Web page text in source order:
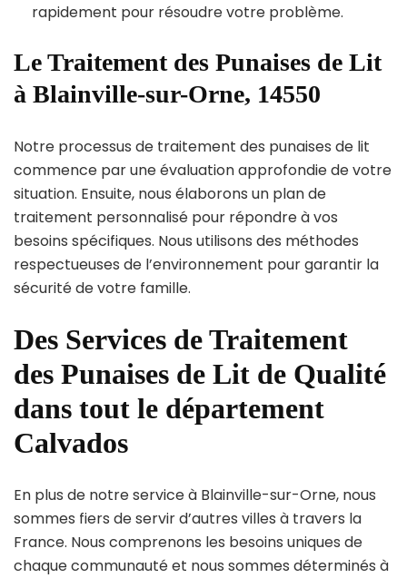
rapidement pour résoudre votre problème.
Le Traitement des Punaises de Lit
à Blainville-sur-Orne, 14550
Notre processus de traitement des punaises de lit
commence par une évaluation approfondie de votre
situation. Ensuite, nous élaborons un plan de
traitement personnalisé pour répondre à vos
besoins spécifiques. Nous utilisons des méthodes
respectueuses de l’environnement pour garantir la
sécurité de votre famille.
Des Services de Traitement
des Punaises de Lit de Qualité
dans tout le département
Calvados
En plus de notre service à Blainville-sur-Orne, nous
sommes fiers de servir d’autres villes à travers la
France. Nous comprenons les besoins uniques de
chaque communauté et nous sommes déterminés à